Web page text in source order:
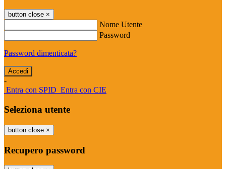
button close ×
Nome Utente
Password
Password dimenticata?
-
Entra con SPID Entra con CIE
Seleziona utente
button close ×
Recupero password